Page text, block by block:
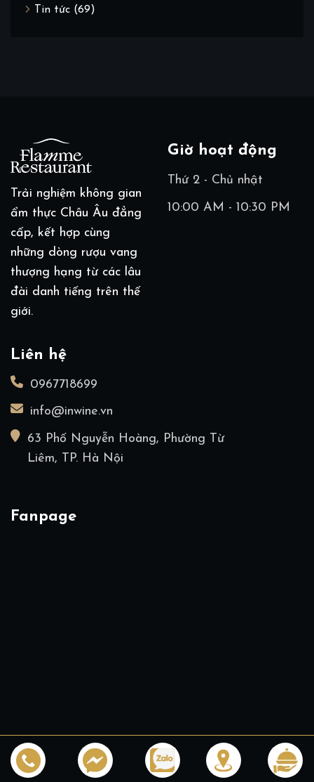
Tin tức (69)
Trải nghiệm không gian
ẩm thực Châu Âu đẳng
cấp, kết hợp cùng
những dòng rượu vang
thượng hạng từ các lâu
đài danh tiếng trên thế
giới.
Giờ hoạt động
Thứ 2 - Chủ nhật
10:00 AM - 10:30 PM
Liên hệ
0967718699
info@inwine.vn
63 Phố Nguyễn Hoàng, Phường Từ
Liêm, TP. Hà Nội
Fanpage
Copyright 2026 © All rights reserved. Design by
InWine -
Ruou 125 Thai Ha